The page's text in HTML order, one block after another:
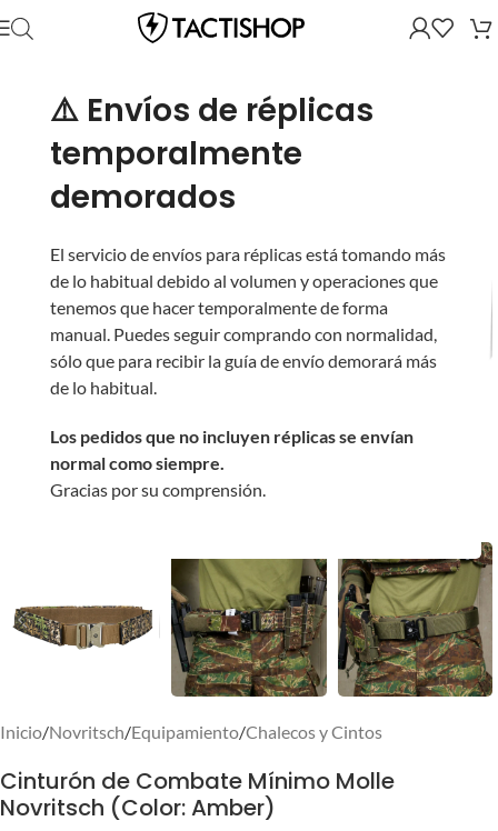
⚠️ Envíos de réplicas
temporalmente
demorados
El servicio de envíos para réplicas está tomando más
de lo habitual debido al volumen y operaciones que
tenemos que hacer temporalmente de forma
manual. Puedes seguir comprando con normalidad,
sólo que para recibir la guía de envío demorará más
de lo habitual.
Los pedidos que no incluyen réplicas se envían
normal como siempre.
Gracias por su comprensión.
Inicio/Novritsch/Equipamiento/Chalecos y Cintos
Cinturón de Combate Mínimo Molle
Novritsch (Color: Amber)